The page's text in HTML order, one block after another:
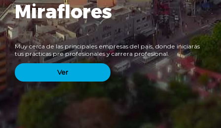
Miraflores
Muy cerca de las principales empresas del país, donde iniciarás
tus prácticas pre profesionales y carrera profesional.
Ver